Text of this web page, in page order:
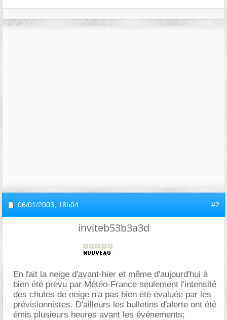
06/01/2003, 18h04 #2
inviteb53b3a3d
En fait la neige d'avant-hier et même d'aujourd'hui à
bien été prévu par Météo-France seulement l'intensité
des chutes de neige n'a pas bien été évaluée par les
prévisionnistes. D'ailleurs les bulletins d'alerte ont été
émis plusieurs heures avant les événements;